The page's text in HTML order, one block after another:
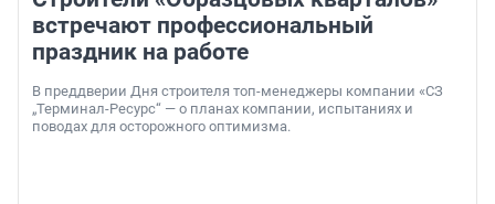
встречают профессиональный
праздник на работе
В преддверии Дня строителя топ-менеджеры компании «СЗ
„Терминал-Ресурс“ — о планах компании, испытаниях и
поводах для осторожного оптимизма.